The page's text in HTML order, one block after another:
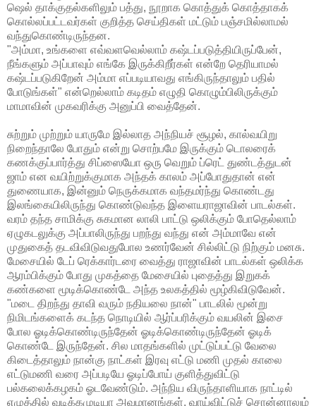
ஷெல் தாக்குதல்களிலும் பத்து, நூறாக கொத்துக் கொத்தாகக்
கொல்லப்பட்டவர்கள் குறித்த செய்திகள் மட்டும் பஞ்சமில்லாமல்
வந்துகொண்டிருந்தன.
"அம்மா, உங்களை எவ்வளவெல்லாம் கஷ்டப்படுத்தியிருப்பேன்,
நீங்களும் அப்பாவும் எங்கே இருக்கிறீர்கள் என்றே தெரியாமல்
கஷ்டப்படுகிறேன் அம்மா எப்படியாவது எங்கிருந்தாலும் பதில்
போடுங்கள்" என்றெல்லாம் கடிதம் எழுதி கொழும்பிலிருக்கும்
மாமாவின் முகவரிக்கு அனுப்பி வைத்தேன்.
சுற்றும் முற்றும் யாருமே இல்லாத அந்நியச் சூழல், கால்வயிறு
நிறைந்தாலே போதும் என்று சொற்பமே இருக்கும் டொலரைக்
கணக்குப்பார்த்து சிப்ஸையோ ஒரு வெறும் ப்ரெட் துண்டத்துடன்
ஜாம் என வயிற்றுக்குமாக அந்தக் காலம் அப்போதுதான் என்
துணையாக, இன்னும் நெருக்கமாக வந்தமர்ந்து கொண்டது
இலங்கையிலிருந்து கொண்டுவந்த இளையராஜாவின் பாடல்கள்.
வரம் தந்த சாமிக்கு சுகமான லாலி பாட்டு ஒலிக்கும் போதெல்லாம்
ஏழுகடலுக்கு அப்பாலிருந்து பறந்து வந்து என் அம்மாவே என்
முதுகைத் தடவிவிடுவதுபோல உணர்வேன் சில்லிட்டு நிற்கும் மனசு.
மேசையில் டேப் ரெக்கார்டரை வைத்து ராஜாவின் பாடல்கள் ஒலிக்க
ஆரம்பிக்கும் போது முகத்தை மேசையில் புதைத்து இறுகக்
கண்களை மூடிக்கொண்டே அந்த உலகத்தில் மூழ்கிவிடுவேன்.
"மடை திறந்து தாவி வரும் நதியலை நான்" பாடலில் மூன்று
நிமிடங்களைக் கடந்த நொடியில் ஆர்ப்பரிக்கும் வயலின் இசை
போல ஓடிக்கொண்டிருந்தேன் ஓடிக்கொண்டிருந்தேன் ஓடிக்
கொண்டே இருந்தேன். சில மாதங்களில் முட்டுப்பட்டு வேலை
கிடைத்தாலும் நான்கு நாட்கள் இரவு எட்டு மணி முதல் காலை
எட்டுமணி வரை அப்படியே ஓடிப்போய் குளித்துவிட்டு
பல்கலைக்கழகம் ஓடவேண்டும். அந்நிய விருந்தாளியாக நாட்டில்
எழுத்தில் வடிக்கமுடியா அவமானங்கள், வாய்விட்டுச் சொன்னாலும்